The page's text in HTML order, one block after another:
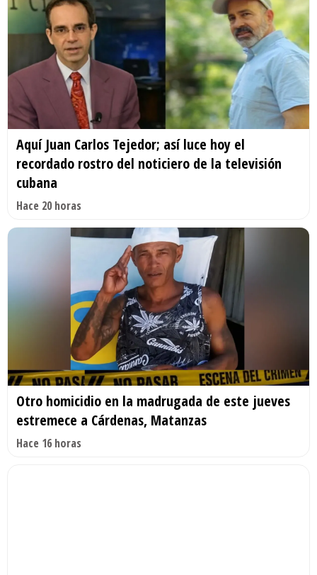
Aquí Juan Carlos Tejedor; así luce hoy el
recordado rostro del noticiero de la televisión
cubana
Hace 20 horas
Otro homicidio en la madrugada de este jueves
estremece a Cárdenas, Matanzas
Hace 16 horas